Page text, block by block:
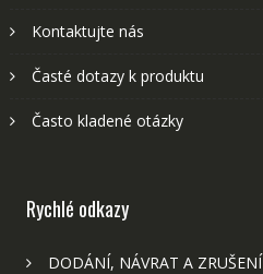
Kontaktujte nás
Časté dotazy k produktu
Často kladené otázky
Rychlé odkazy
DODÁNÍ, NÁVRAT A ZRUŠENÍ